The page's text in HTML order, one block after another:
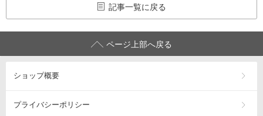
記事一覧に戻る
ページ上部へ戻る
ショップ概要
プライバシーポリシー